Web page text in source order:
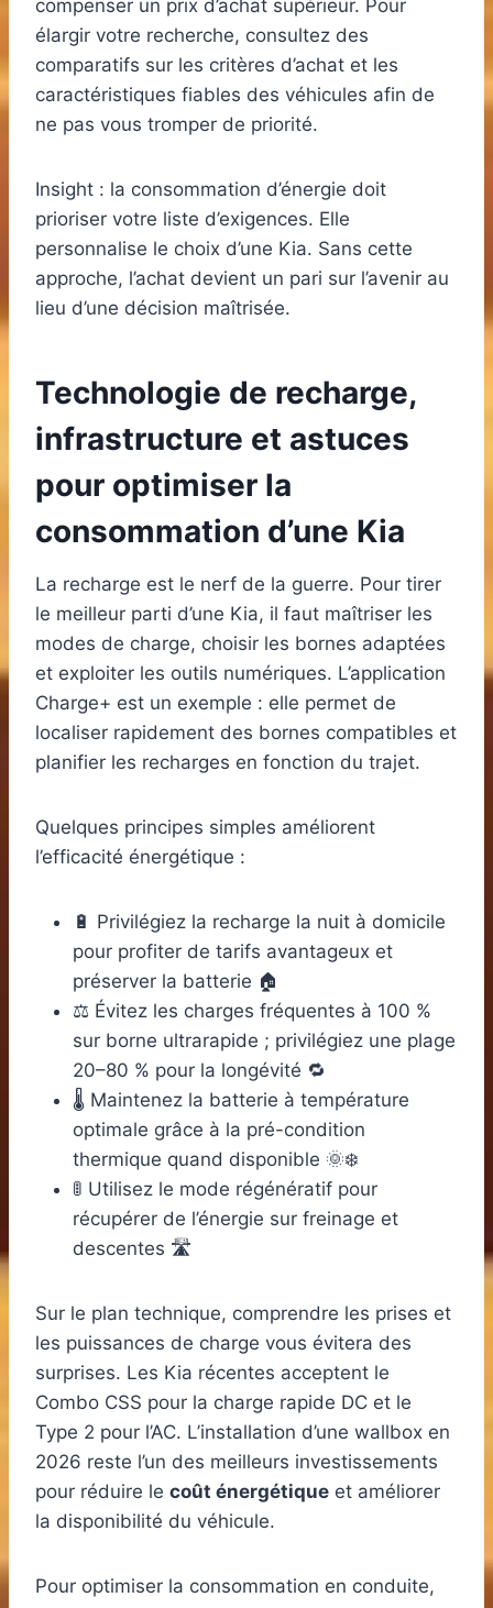
compenser un prix d’achat supérieur. Pour
élargir votre recherche, consultez des
comparatifs sur les critères d’achat et les
caractéristiques fiables des véhicules afin de
ne pas vous tromper de priorité.
Insight : la consommation d’énergie doit
prioriser votre liste d’exigences. Elle
personnalise le choix d’une Kia. Sans cette
approche, l’achat devient un pari sur l’avenir au
lieu d’une décision maîtrisée.
Technologie de recharge,
infrastructure et astuces
pour optimiser la
consommation d’une Kia
La recharge est le nerf de la guerre. Pour tirer
le meilleur parti d’une Kia, il faut maîtriser les
modes de charge, choisir les bornes adaptées
et exploiter les outils numériques. L’application
Charge+ est un exemple : elle permet de
localiser rapidement des bornes compatibles et
planifier les recharges en fonction du trajet.
Quelques principes simples améliorent
l’efficacité énergétique :
🔋 Privilégiez la recharge la nuit à domicile
pour profiter de tarifs avantageux et
préserver la batterie 🏠
⚖️ Évitez les charges fréquentes à 100 %
sur borne ultrarapide ; privilégiez une plage
20–80 % pour la longévité 🔁
🌡️ Maintenez la batterie à température
optimale grâce à la pré-condition
thermique quand disponible 🌞❄️
🚦 Utilisez le mode régénératif pour
récupérer de l’énergie sur freinage et
descentes 🛣️
Sur le plan technique, comprendre les prises et
les puissances de charge vous évitera des
surprises. Les Kia récentes acceptent le
Combo CSS pour la charge rapide DC et le
Type 2 pour l’AC. L’installation d’une wallbox en
2026 reste l’un des meilleurs investissements
pour réduire le coût énergétique et améliorer
la disponibilité du véhicule.
Pour optimiser la consommation en conduite,